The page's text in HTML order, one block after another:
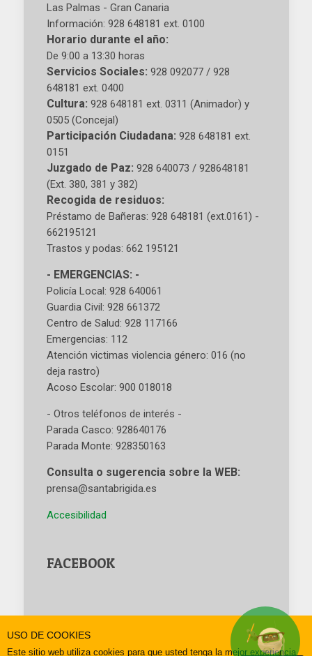
Las Palmas - Gran Canaria
Información: 928 648181 ext. 0100
Horario durante el año:
De 9:00 a 13:30 horas
Servicios Sociales: 928 092077 / 928
648181 ext. 0400
Cultura: 928 648181 ext. 0311 (Animador) y
0505 (Concejal)
Participación Ciudadana: 928 648181 ext.
0151
Juzgado de Paz: 928 640073 / 928648181
(Ext. 380, 381 y 382)
Recogida de residuos:
Préstamo de Bañeras: 928 648181 (ext.0161) -
662195121
Trastos y podas: 662 195121
- EMERGENCIAS: -
Policía Local: 928 640061
Guardia Civil: 928 661372
Centro de Salud: 928 117166
Emergencias: 112
Atención victimas violencia género: 016 (no
deja rastro)
Acoso Escolar: 900 018018
- Otros teléfonos de interés -
Parada Casco: 928640176
Parada Monte: 928350163
Consulta o sugerencia sobre la WEB:
prensa@santabrigida.es
Accesibilidad
FACEBOOK
© Ayuntamiento de la Villa de Santa Brígida
USO DE COOKIES
Este sitio web utiliza cookies para que usted tenga la mejor experiencia